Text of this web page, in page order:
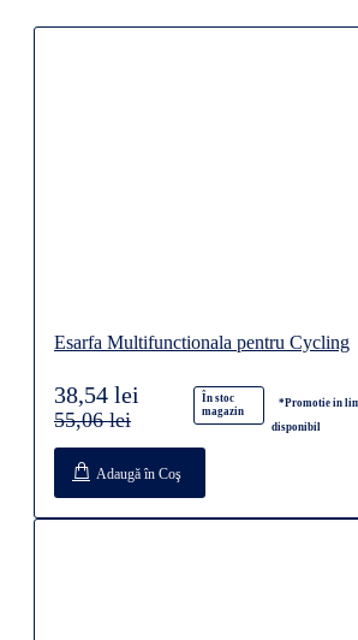
Esarfa Multifunctionala pentru Cycling
În stoc
magazin
*Promotie in
disponibil
38,54 lei
55,06 lei
Adaugă în Coş